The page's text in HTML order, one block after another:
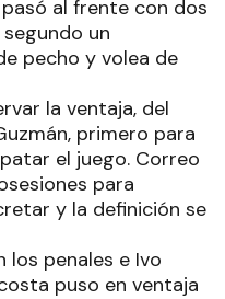
al frente con dos
un
pecho y volea de
la ventaja, del
primero para
el juego. Correo
para
y la definición se
los penales e Ivo
puso en ventaja